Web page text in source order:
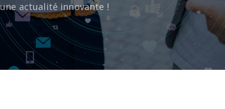
une actualité innovante !